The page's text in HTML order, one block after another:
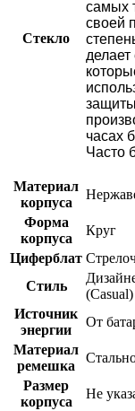
Стекло
самых
своей
часах
Часто
Материал
корпуса
Форма
корпуса
Круг
Циферблат
Стиль
(Casual)
Источник
энергии
От
Материал
ремешка
Размер
корпуса
Не